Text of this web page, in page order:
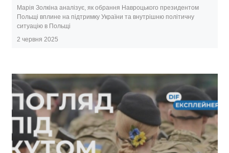
Марія Золкіна аналізує, як обрання Навроцького президентом
Польщі вплине на підтримку України та внутрішню політичну
ситуацію в Польщі
2 червня 2025